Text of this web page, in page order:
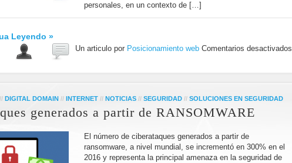
personales, en un contexto de […]
Leyendo »
Un articulo por Posicionamiento web Comentarios desactivados
// DIGITAL DOMAIN // INTERNET // NOTICIAS // SEGURIDAD // SOLUCIONES EN SEGURIDAD
generados a partir de RANSOMWARE
El número de ciberataques generados a partir de
ransomware, a nivel mundial, se incrementó en 300% en el
2016 y representa la principal amenaza en la seguridad de